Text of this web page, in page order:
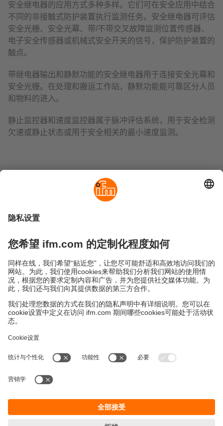
安全继电器的应用方式多种多样。它们可在安全应用中结合
不同的非接触式防护装置执行监测任务。安全继电器可评估
安全光栅、安全光幕、带/不带交叉故障监测位置传感器、
电子安全传感器或机械式安全开关的信号，保护防护装置的
触点。
带继电器输出和静默功能的安全继电器用于连接安全光幕和
安全光栅。在处理和搬运工作站，静默功能能可靠区分人员
和物料的进入。
静止监控器和速度监控器属于脉冲评估系统，用于安全检测
欠速或静止状态或用于安全相关的最小速度监测。
地点 (EN)
隐私政策
易福门电子(上海)有限公司
上海市浦东新区
盛夏路61弄1号楼6层
邮编: 201203
总机: 021 3813 4800
电子邮箱:info.cn@ifm.com
沪ICP备19047231号-1
沪公网安备31011502010310号
工作时间：
（节假日除外）